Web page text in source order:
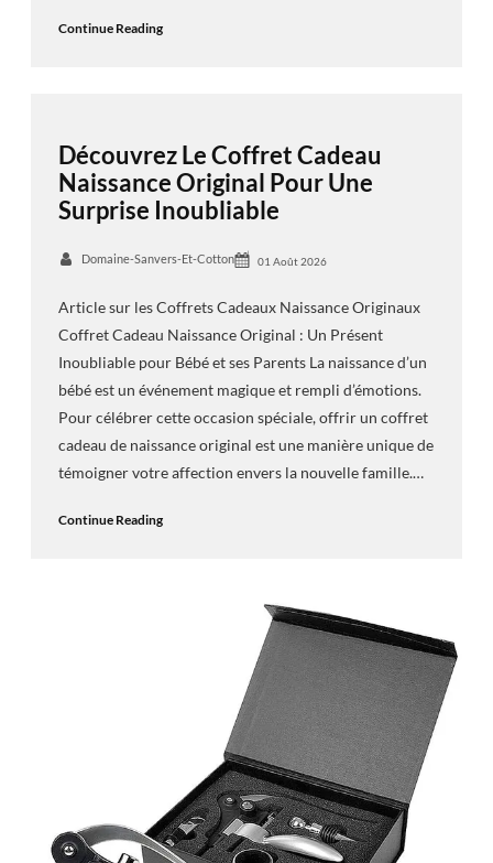
Continue Reading
Découvrez Le Coffret Cadeau
Naissance Original Pour Une
Surprise Inoubliable
Domaine-Sanvers-Et-Cotton 01 Août 2026
Article sur les Coffrets Cadeaux Naissance Originaux
Coffret Cadeau Naissance Original : Un Présent
Inoubliable pour Bébé et ses Parents La naissance d’un
bébé est un événement magique et rempli d’émotions.
Pour célébrer cette occasion spéciale, offrir un coffret
cadeau de naissance original est une manière unique de
témoigner votre affection envers la nouvelle famille.…
Continue Reading